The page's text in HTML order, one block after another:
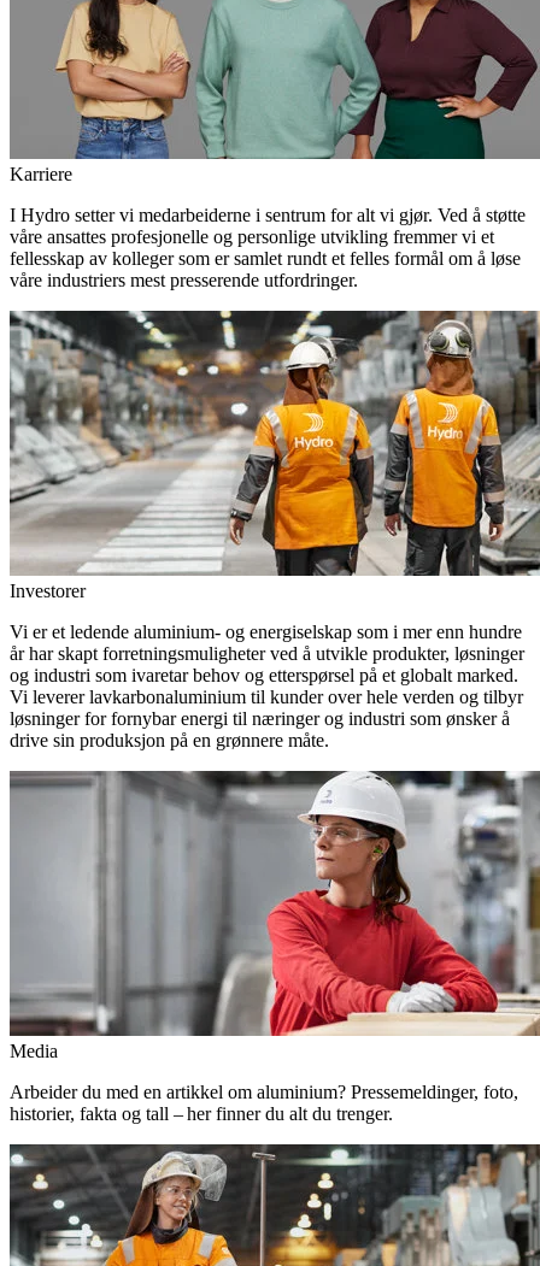
Karriere
I Hydro setter vi medarbeiderne i sentrum for alt vi gjør. Ved å støtte
våre ansattes profesjonelle og personlige utvikling fremmer vi et
fellesskap av kolleger som er samlet rundt et felles formål om å løse
våre industriers mest presserende utfordringer.
Investorer
Vi er et ledende aluminium- og energiselskap som i mer enn hundre
år har skapt forretningsmuligheter ved å utvikle produkter, løsninger
og industri som ivaretar behov og etterspørsel på et globalt marked.
Vi leverer lavkarbonaluminium til kunder over hele verden og tilbyr
løsninger for fornybar energi til næringer og industri som ønsker å
drive sin produksjon på en grønnere måte.
Media
Arbeider du med en artikkel om aluminium? Pressemeldinger, foto,
historier, fakta og tall – her finner du alt du trenger.